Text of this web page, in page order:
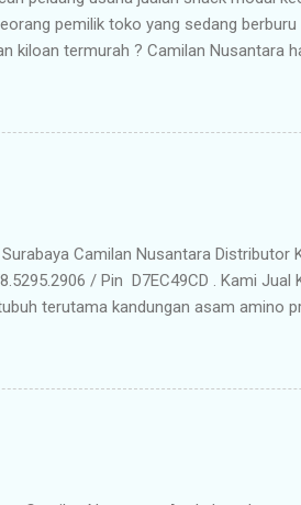
pemilik toko yang sedang
kiloan termurah ? Camilan Nusantara
kering berkualitas premium
sebagai Mitra Bisnis Anda ?
Anda mendapatkan jaminan harga
kembali. Kualitas & Rasa Terjamin :
Camilan Nusantara Distributor
/ Pin D7EC49CD . Kami Jual
terutama kandungan asam amino
yang digoreng hingga krispi dan
Ceker menjadi semakin
menjadi pilihan istimewa untuk oleh-
dengan cita rasa yang enak dan